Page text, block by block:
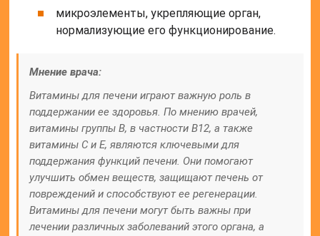
микроэлементы, укрепляющие орган,
нормализующие его функционирование.
Мнение врача:
Витамины для печени играют важную роль в
поддержании ее здоровья. По мнению врачей,
витамины группы B, в частности B12, а также
витамины C и E, являются ключевыми для
поддержания функций печени. Они помогают
улучшить обмен веществ, защищают печень от
повреждений и способствуют ее регенерации.
Витамины для печени могут быть важны при
лечении различных заболеваний этого органа, а